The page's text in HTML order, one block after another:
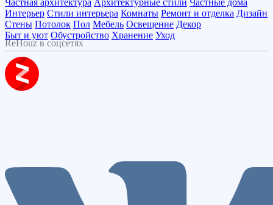
Частная архитектура Архитектурные стили Частные дома
Интерьер Стили интерьера Комнаты Ремонт и отделка Дизайн
Стены Потолок Пол Мебель Освещение Декор
Быт и уют Обустройство Хранение Уход
ReHouz в соцсетях